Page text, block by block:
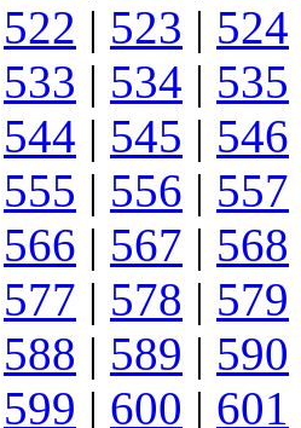
522 | 523 | 524
533 | 534 | 535
544 | 545 | 546
555 | 556 | 557
566 | 567 | 568
577 | 578 | 579
588 | 589 | 590
599 | 600 | 601